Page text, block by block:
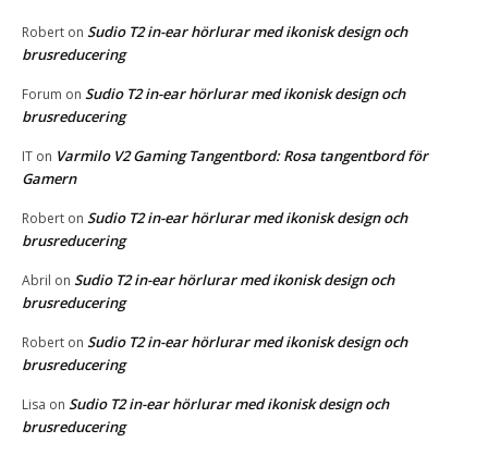
Robert on Sudio T2 in-ear hörlurar med ikonisk design och
brusreducering
Forum on Sudio T2 in-ear hörlurar med ikonisk design och
brusreducering
IT on Varmilo V2 Gaming Tangentbord: Rosa tangentbord för
Gamern
Robert on Sudio T2 in-ear hörlurar med ikonisk design och
brusreducering
Abril on Sudio T2 in-ear hörlurar med ikonisk design och
brusreducering
Robert on Sudio T2 in-ear hörlurar med ikonisk design och
brusreducering
Lisa on Sudio T2 in-ear hörlurar med ikonisk design och
brusreducering